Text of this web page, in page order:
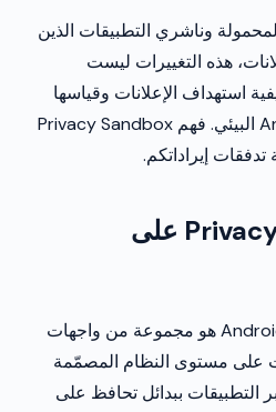
وناشري التطبيقات الذين
هذه التغييرات ليست
استهداف الإعلانات وقياسها
وإسنادها عبر نظام Android البيئي. فهم Privacy Sandbox
تدفقات إيراداتكم.
ما هو Privacy Sandbox على
Privacy Sandbox على Android هو مجموعة من واجهات
على مستوى النظام المصمّمة
التطبيقات ببدائل تحافظ على